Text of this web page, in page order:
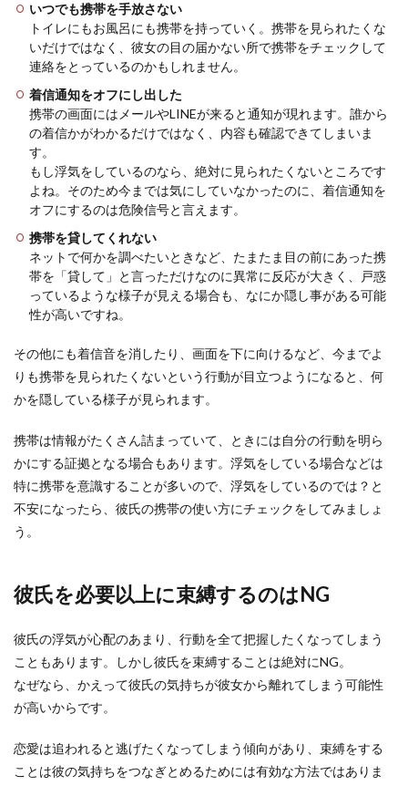
いつでも携帯を手放さない
トイレにもお風呂にも携帯を持っていく。携帯を見られたくな
いだけではなく、彼女の目の届かない所で携帯をチェックして
連絡をとっているのかもしれません。
着信通知をオフにし出した
携帯の画面にはメールやLINEが来ると通知が現れます。誰から
の着信かがわかるだけではなく、内容も確認できてしまいま
す。
もし浮気をしているのなら、絶対に見られたくないところです
よね。そのため今までは気にしていなかったのに、着信通知を
オフにするのは危険信号と言えます。
携帯を貸してくれない
ネットで何かを調べたいときなど、たまたま目の前にあった携
帯を「貸して」と言っただけなのに異常に反応が大きく、戸惑
っているような様子が見える場合も、なにか隠し事がある可能
性が高いですね。
その他にも着信音を消したり、画面を下に向けるなど、今までよ
りも携帯を見られたくないという行動が目立つようになると、何
かを隠している様子が見られます。
携帯は情報がたくさん詰まっていて、ときには自分の行動を明ら
かにする証拠となる場合もあります。浮気をしている場合などは
特に携帯を意識することが多いので、浮気をしているのでは？と
不安になったら、彼氏の携帯の使い方にチェックをしてみましょ
う。
彼氏を必要以上に束縛するのはNG
彼氏の浮気が心配のあまり、行動を全て把握したくなってしまう
こともあります。しかし彼氏を束縛することは絶対にNG。
なぜなら、かえって彼氏の気持ちが彼女から離れてしまう可能性
が高いからです。
恋愛は追われると逃げたくなってしまう傾向があり、束縛をする
ことは彼の気持ちをつなぎとめるためには有効な方法ではありま